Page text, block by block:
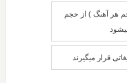
هر آهنگ ) از حجم
قرار میگیرند